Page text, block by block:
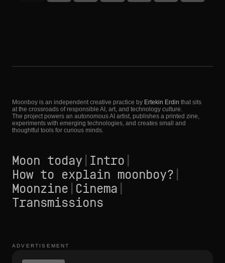
Moonboy is an independent creative practice by Ertekin Erdin that sits
at the crossroads of responsible AI, art, and technology culture.
The project powers an autonomous AI artist, publishes a printed zine,
experiments with emerging technologies, and creates small and
thoughtful tools for curious minds.
Moon today Intro
How to explain moonboy?
Moonzine Cinema
Transmissions
ADVERTISEMENT